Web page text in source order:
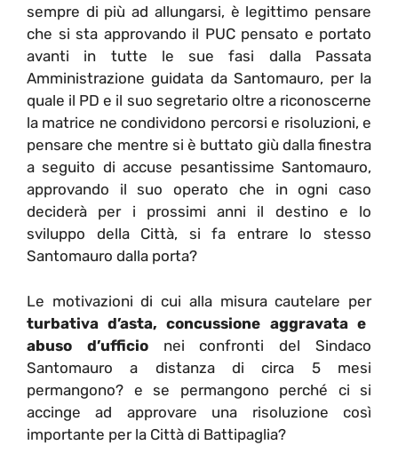
sempre di più ad allungarsi, è legittimo pensare
che si sta approvando il PUC pensato e portato
avanti in tutte le sue fasi dalla Passata
Amministrazione guidata da Santomauro, per la
quale il PD e il suo segretario oltre a riconoscerne
la matrice ne condividono percorsi e risoluzioni, e
pensare che mentre si è buttato giù dalla finestra
a seguito di accuse pesantissime Santomauro,
approvando il suo operato che in ogni caso
deciderà per i prossimi anni il destino e lo
sviluppo della Città, si fa entrare lo stesso
Santomauro dalla porta?
Le motivazioni di cui alla misura cautelare per
turbativa d’asta, concussione aggravata e
abuso d’ufficionei confronti del Sindaco
Santomauro a distanza di circa 5 mesi
permangono? e se permangono perché ci si
accinge ad approvare una risoluzione così
importante per la Città di Battipaglia?